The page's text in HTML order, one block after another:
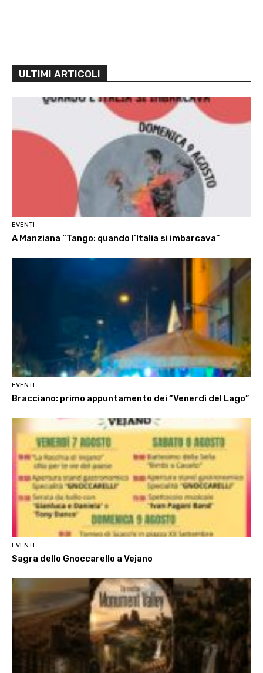
ULTIMI ARTICOLI
EVENTI
A Manziana “Tango: quando l’Italia si imbarcava”
EVENTI
Bracciano: primo appuntamento dei “Venerdì del Lago”
EVENTI
Sagra dello Gnoccarello a Vejano